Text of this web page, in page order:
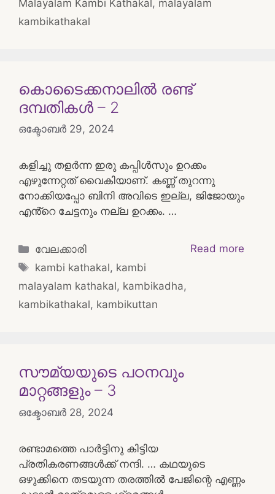
Malayalam Kambi Kathakal , malayalam
kambikathakal
കൊടൈക്കനാലിൽ രണ്ട്
ദമ്പതികൾ – 2
ഒക്ടോബർ 29, 2024
കളിച്ചു തളർന്ന ഇരു കപ്പിൾസും ഉറക്കം
എഴുന്നേറ്റത് വൈകിയാണ്. കണ്ണ് തുറന്നു
നോക്കിയപ്പോ ബിനി അവിടെ ഇല്ല, ജിജോയും
എൻ്റെ ചേട്ടനും നല്ല ഉറക്കം. …
Read more
Categories
വേലക്കാരി
Tags
kambi kathakal, kambi
malayalam kathakal, kambikadha,
kambikathakal, kambikuttan
സൗമ്യയുടെ പഠനവും
മാറ്റങ്ങളും – 3
ഒക്ടോബർ 28, 2024
രണ്ടാമത്തെ പാർട്ടിനു കിട്ടിയ
പ്രതികരണങ്ങൾക്ക് നന്ദി. … കഥയുടെ
ഒഴുക്കിനെ തടയുന്ന തരത്തിൽ പേജിന്റെ എണ്ണം